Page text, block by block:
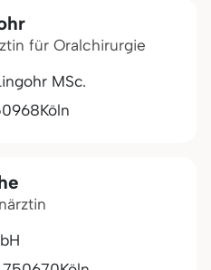
für Oralchirurgie
MSc.
Köln